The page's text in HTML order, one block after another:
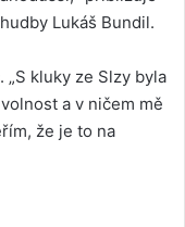
Lukáš Bundil.
kluky ze Slzy byla
a v ničem mě
že je to na